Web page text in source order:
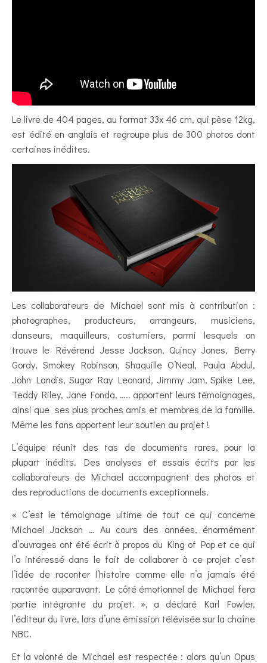
Le livre de 404 pages, au format 33x 46 cm, qui pèse 12kg,
est édité en anglais et regroupe plus de 300 photos dont
certaines inédites.
Les collaborateurs de Michael sont mis à contribution :
photographes, producteurs, arrangeurs, musiciens,
danseurs, maquilleurs, costumiers, parmi lesquels on
trouve le Révérend Jesse Jackson, Quincy Jones, Berry
Gordy, Smokey Robinson, Shaquille O’Neal, Paula Abdul,
John Landis, Sugar Ray Leonard, Jimmy Jam, Spike Lee,
Teddy Riley, Jane Fonda, ….. apportent leurs témoignages,
ainsi que ses plus proches amis et membres de la famille.
Même les fans apportent leur soutien au projet !
L’équipe réunit des tas de documents rares, pour la
plupart inédits. Des analyses et essais écrits par les
collaborateurs de Michael accompagnent des photos et
des reproductions de documents exceptionnels.
« C’est le témoignage ultime de tout ce qui concerne
Michael Jackson … Au cours des années, énormément
d’ouvrages ont été écrit à propos du King of Pop et ce qui
l’a intéressé dans le fait de collaborer à ce projet c’est
l’idée de raconter l’histoire comme elle n’a jamais été
racontée auparavant. Le côté émotionnel de Michael fera
partie intégrante du projet. », a déclaré Karl Fowler,
l’éditeur du livre, lors d’une émission télévisée sur la chaîne
NBC.
Et la volonté de Michael est respectée : alors qu’un Opus